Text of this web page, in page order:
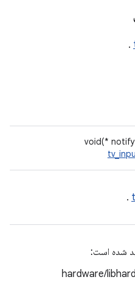
.
void(*
.
شده است:
hardware/